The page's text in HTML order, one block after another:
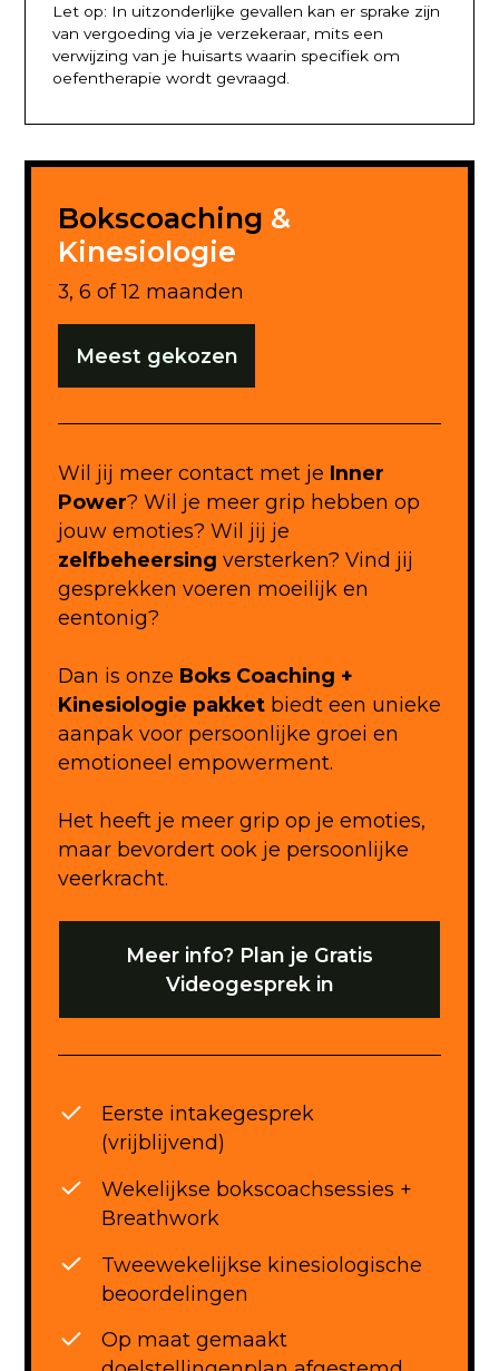
Let op: In uitzonderlijke gevallen kan er sprake zijn
van vergoeding via je verzekeraar, mits een
verwijzing van je huisarts waarin specifiek om
oefentherapie wordt gevraagd.
Bokscoaching &
Kinesiologie
3, 6 of 12 maanden
Meest gekozen
Wil jij meer contact met je Inner
Power? Wil je meer grip hebben op
jouw emoties? Wil jij je
zelfbeheersing versterken? Vind jij
gesprekken voeren moeilijk en
eentonig?
Dan is onze Boks Coaching +
Kinesiologie pakket biedt een unieke
aanpak voor persoonlijke groei en
emotioneel empowerment.
Het heeft je meer grip op je emoties,
maar bevordert ook je persoonlijke
veerkracht.
Meer info? Plan je Gratis
Videogesprek in
Eerste intakegesprek
(vrijblijvend)
Wekelijkse bokscoachsessies +
Breathwork
Tweewekelijkse kinesiologische
beoordelingen
Op maat gemaakt